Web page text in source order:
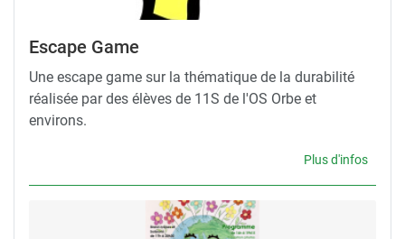
Escape Game
Une escape game sur la thématique de la durabilité
réalisée par des élèves de 11S de l'OS Orbe et
environs.
Plus d'infos